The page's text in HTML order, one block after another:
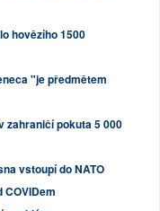
hovězího 1500
"je předmětem
zahraničí pokuta 5 000
vstoupí do NATO